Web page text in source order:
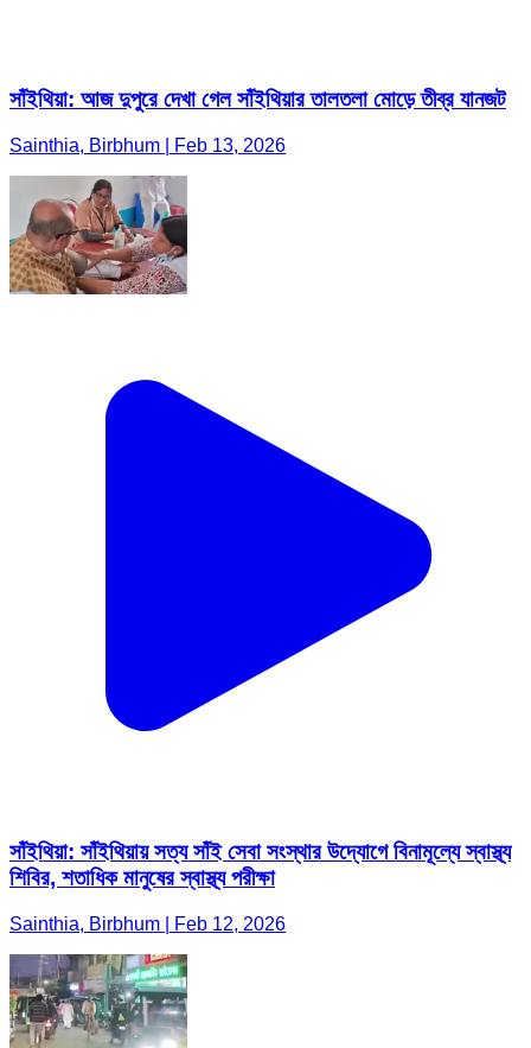
সাঁইথিয়া: আজ দুপুরে দেখা গেল সাঁইথিয়ার তালতলা মোড়ে তীব্র যানজট
Sainthia, Birbhum | Feb 13, 2026
সাঁইথিয়া: সাঁইথিয়ায় সত্য সাঁই সেবা সংস্থার উদ্যোগে বিনামূল্যে স্বাস্থ্য
শিবির, শতাধিক মানুষের স্বাস্থ্য পরীক্ষা
Sainthia, Birbhum | Feb 12, 2026